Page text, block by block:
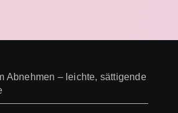
Abnehmen – leichte, sättigende